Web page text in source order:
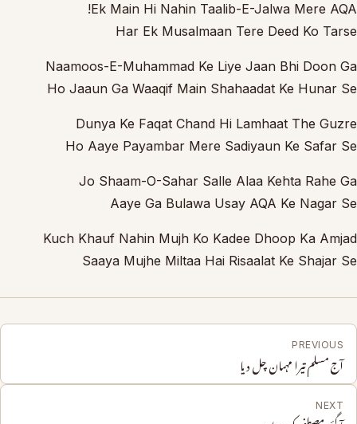
Ek Main Hi Nahin Taalib-E-Jalwa Mere AQA!
Har Ek Musalmaan Tere Deed Ko Tarse
Naamoos-E-Muhammad Ke Liye Jaan Bhi Doon Ga
Ho Jaaun Ga Waaqif Main Shahaadat Ke Hunar Se
Dunya Ke Faqat Chand Hi Lamhaat The Guzre
Ho Aaye Payambar Mere Sadiyaun Ke Safar Se
Jo Shaam-O-Sahar Salle Alaa Kehta Rahe Ga
Aaye Ga Bulawa Usay AQA Ke Nagar Se
Kuch Khauf Nahin Mujh Ko Kadee Dhoop Ka Amjad
Saaya Mujhe Miltaa Hai Risaalat Ke Shajar Se
PREVIOUS
آج مسلم تیرا مہمان چل دیا
NEXT